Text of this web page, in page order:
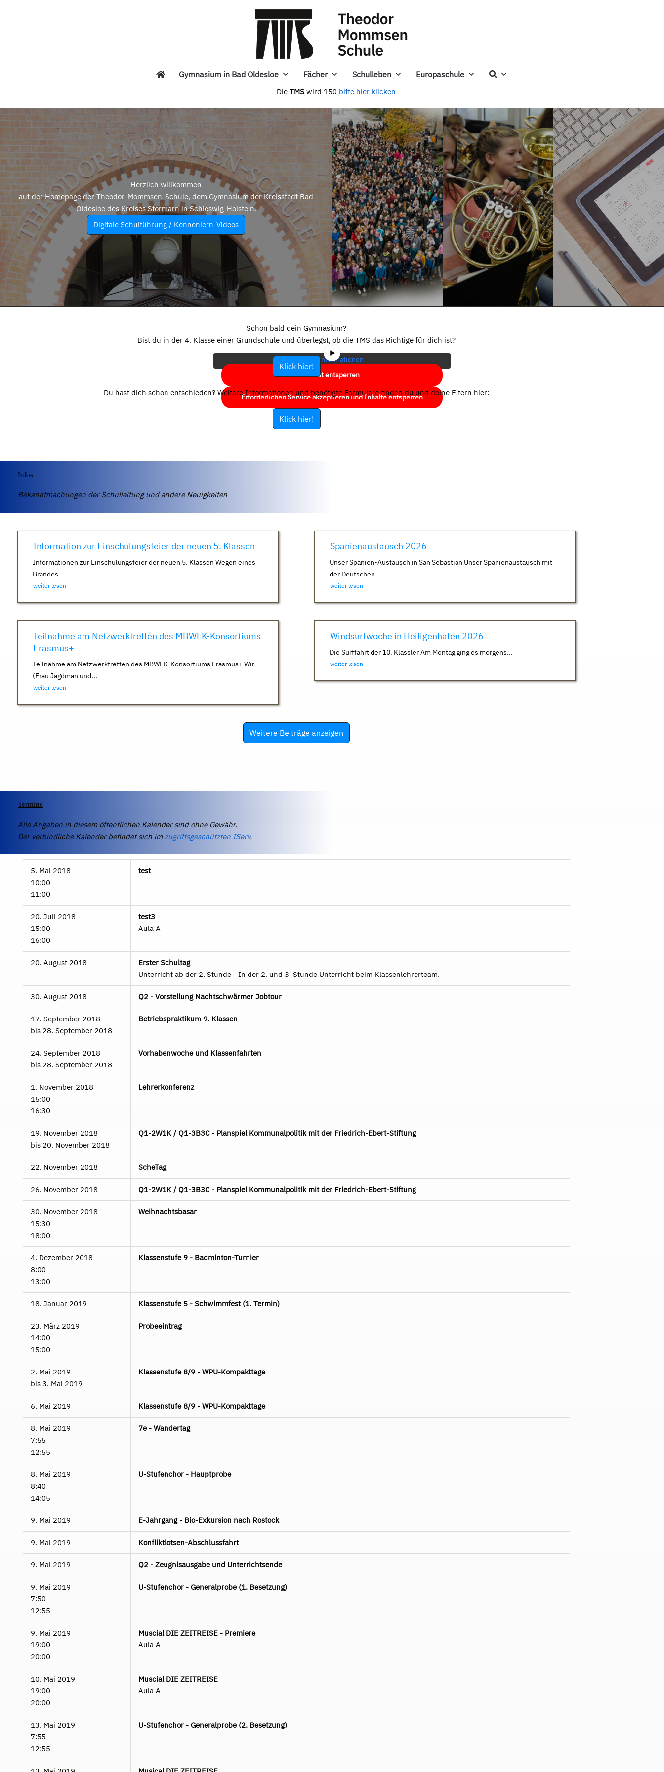
Gymnasium in Bad Oldesloe Fächer Schulleben Europaschule
Die TMS wird 150 bitte hier klicken
Herzlich willkommen
auf der Homepage der Theodor-Mommsen-Schule, dem Gymnasium der Kreisstadt Bad
Oldesloe des Kreises Stormarn in Schleswig-Holstein.
Digitale Schulführung / Kennenlern-Videos
eigentlichen Inhalt zuzugreifen, klicken Sie auf die Schaltfläche unten.
Bitte beachten Sie, dass dabei Daten an Drittanbieter weitergegeben
werden.
Mehr Informationen
Inhalt entsperren
Erforderlichen Service akzeptieren und Inhalte entsperren
Schon bald dein Gymnasium?
Bist du in der 4. Klasse einer Grundschule und überlegst, ob die TMS das Richtige für dich ist?
Klick hier!
Du hast dich schon entschieden? Weitere Informationen und benötigte Formulare finden du und deine Eltern hier:
Klick hier!
Infos
Bekanntmachungen der Schulleitung und andere Neuigkeiten
Information zur Einschulungsfeier der neuen 5. Klassen
Informationen zur Einschulungsfeier der neuen 5. Klassen Wegen eines
Brandes...
weiter lesen
Spanienaustausch 2026
Unser Spanien-Austausch in San Sebastián Unser Spanienaustausch mit
der Deutschen...
weiter lesen
Teilnahme am Netzwerktreffen des MBWFK-Konsortiums
Erasmus+
Teilnahme am Netzwerktreffen des MBWFK-Konsortiums Erasmus+ Wir
(Frau Jagdman und...
weiter lesen
Windsurfwoche in Heiligenhafen 2026
Die Surffahrt der 10. Klässler Am Montag ging es morgens...
weiter lesen
Weitere Beiträge anzeigen
Termine
Alle Angaben in diesem öffentlichen Kalender sind ohne Gewähr.
Der verbindliche Kalender befindet sich imzugriffsgeschützten IServ.
5. Mai 2018
10:00
11:00
test
20. Juli 2018
15:00
16:00
test3
Aula A
20. August 2018
Erster Schultag
Unterricht ab der 2. Stunde - In der 2. und 3. Stunde Unterricht beim Klassenlehrerteam.
30. August 2018 Q2 - Vorstellung Nachtschwärmer Jobtour
17. September 2018
bis 28. September 2018
Betriebspraktikum 9. Klassen
24. September 2018
bis 28. September 2018
Vorhabenwoche und Klassenfahrten
1. November 2018
15:00
16:30
Lehrerkonferenz
19. November 2018
bis 20. November 2018
Q1-2W1K / Q1-3B3C - Planspiel Kommunalpolitik mit der Friedrich-Ebert-Stiftung
22. November 2018 ScheTag
26. November 2018 Q1-2W1K / Q1-3B3C - Planspiel Kommunalpolitik mit der Friedrich-Ebert-Stiftung
30. November 2018
15:30
18:00
Weihnachtsbasar
4. Dezember 2018
8:00
13:00
Klassenstufe 9 - Badminton-Turnier
18. Januar 2019 Klassenstufe 5 - Schwimmfest (1. Termin)
23. März 2019
14:00
15:00
Probeeintrag
2. Mai 2019
bis 3. Mai 2019
Klassenstufe 8/9 - WPU-Kompakttage
6. Mai 2019 Klassenstufe 8/9 - WPU-Kompakttage
8. Mai 2019
7:55
12:55
7e - Wandertag
8. Mai 2019
8:40
14:05
U-Stufenchor - Hauptprobe
9. Mai 2019 E-Jahrgang - Bio-Exkursion nach Rostock
9. Mai 2019 Konfliktlotsen-Abschlussfahrt
9. Mai 2019 Q2 - Zeugnisausgabe und Unterrichtsende
9. Mai 2019
7:50
12:55
U-Stufenchor - Generalprobe (1. Besetzung)
9. Mai 2019
19:00
20:00
Muscial DIE ZEITREISE - Premiere
Aula A
10. Mai 2019
19:00
20:00
Muscial DIE ZEITREISE
Aula A
13. Mai 2019
7:55
12:55
U-Stufenchor - Generalprobe (2. Besetzung)